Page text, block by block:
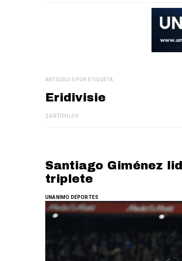
ARTÍCULOS POR ETIQUETA
Eridivisie
2 ARTÍCULOS
Santiago Giménez
triplete
UNANIMO DEPORTES